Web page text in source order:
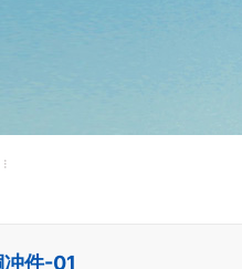
冲件-01